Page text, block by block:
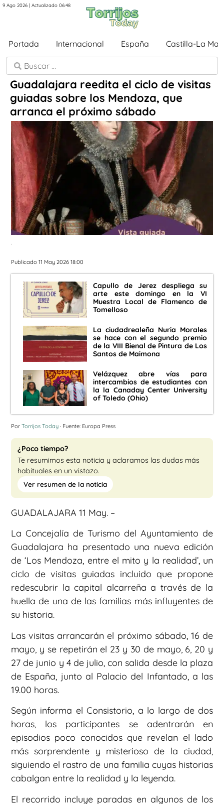
9 Ago 2026 | Actualizado 06:48
Portada Internacional España Castilla-La
Guadalajara reedita el ciclo de visitas
guiadas sobre los Mendoza, que
arranca el próximo sábado
.
Publicado 11 May 2026 18:00
Capullo de Jerez despliega su
arte este domingo en la VI
Muestra Local de Flamenco de
Tomelloso
La ciudadrealeña Nuria Morales
se hace con el segundo premio
de la VIII Bienal de Pintura de Los
Santos de Maimona
Velázquez abre vías para
intercambios de estudiantes con
la la Canaday Center University
of Toledo (Ohio)
Por Torrijos Today · Fuente: Europa Press
¿Poco tiempo?
Te resumimos esta noticia y aclaramos las dudas más
habituales en un vistazo.
Ver resumen de la noticia
GUADALAJARA 11 May. –
La Concejalía de Turismo del Ayuntamiento de
Guadalajara ha presentado una nueva edición
de ‘Los Mendoza, entre el mito y la realidad’, un
ciclo de visitas guiadas incluido que propone
redescubrir la capital alcarreña a través de la
huella de una de las familias más influyentes de
su historia.
Las visitas arrancarán el próximo sábado, 16 de
mayo, y se repetirán el 23 y 30 de mayo, 6, 20 y
27 de junio y 4 de julio, con salida desde la plaza
de España, junto al Palacio del Infantado, a las
19.00 horas.
Según informa el Consistorio, a lo largo de dos
horas, los participantes se adentrarán en
episodios poco conocidos que revelan el lado
más sorprendente y misterioso de la ciudad,
siguiendo el rastro de una familia cuyas historias
cabalgan entre la realidad y la leyenda.
El recorrido incluye paradas en algunos de los